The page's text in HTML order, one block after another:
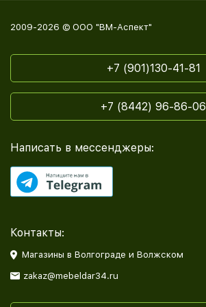
2009-2026 © ООО "ВМ-Аспект"
+7 (901)130-41-81
+7 (8442) 96-86-06
Написать в мессенджеры:
Контакты:
Магазины в Волгограде и Волжском
zakaz@mebeldar34.ru